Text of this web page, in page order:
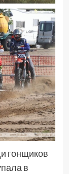
гонщиков
в